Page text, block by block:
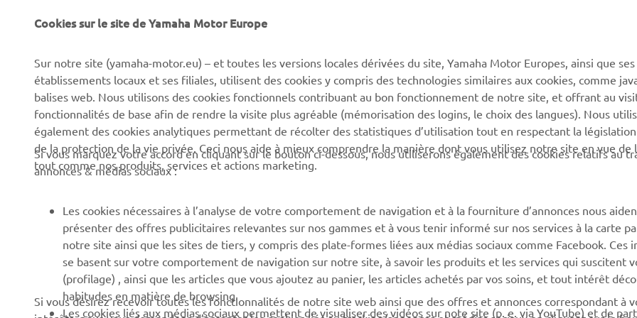
Découvrez Yamaha
Événements
Press
Devenir revendeur
Politique en matière de
droits humains
Politique de durabilitè de
Systèmes pour VAE
Parcours de golf
Premiers secours
Robotics
Partenariats
Informations techniques
pour les réparateurs
indépendants
MyYamaha
Yamaha Music
Yamaha Racing
Yamaha Motor Global
Support de la boutique en
ligne
Catalogue pièces
détachées
Gestion des déchets de
batteries
Cookies sur le site de Yamaha Motor Europe
Sur notre site (yamaha-motor.eu) – et toutes les versions locales dérivées du site, Yamaha Motor Europes, ainsi que ses
établissements locaux et ses filiales, utilisent des cookies y compris des technologies similaires aux cookies, comme
balises web. Nous utilisons des cookies fonctionnels contribuant au bon fonctionnement de notre site, et offrant au
fonctionnalités de base afin de rendre la visite plus agréable (mémorisation des logins, le choix des langues). Nous
également des cookies analytiques permettant de récolter des statistiques d’utilisation tout en respectant la
de la protection de la vie privée. Ceci nous aide à mieux comprendre la manière dont vous utilisez notre site en vue de
tout comme nos produits, services et actions marketing.
Si vous marquez votre accord en cliquant sur le bouton ci-dessous, nous utiliserons également des cookies relatifs au
annonces & médias sociaux :
Les cookies nécessaires à l’analyse de votre comportement de navigation et à la fourniture d’annonces nous
présenter des offres publicitaires relevantes sur nos gammes et à vous tenir informé sur nos services à la carte
notre site ainsi que les sites de tiers, y compris des plate-formes liées aux médias sociaux comme Facebook. Ces
se basent sur votre comportement de navigation sur notre site, à savoir les produits et les services qui suscitent
(profilage) , ainsi que les articles que vous ajoutez au panier, les articles achetés par vos soins, et tout intérêt
habitudes en matière de browsing.
Les cookies liés aux médias sociaux permettent de visualiser des vidéos sur note site (p. e. via YouTube) et de
Si vous désirez recevoir toutes les fonctionnalités de notre site web ainsi que des offres et annonces correspondant à